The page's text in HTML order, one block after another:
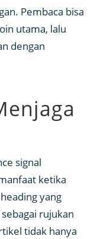
Pembaca bisa
utama, lalu
dengan
signal
ketika
yang
rujukan
tidak hanya